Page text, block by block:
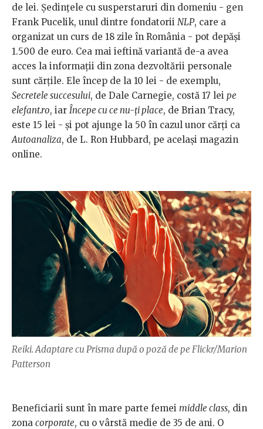
de lei. Ședințele cu susperstaruri din domeniu - gen
Frank Pucelik, unul dintre fondatorii NLP, care a
organizat un curs de 18 zile în România - pot depăși
1.500 de euro. Cea mai ieftină variantă de-a avea
acces la informații din zona dezvoltării personale
sunt cărțile. Ele încep de la 10 lei - de exemplu,
Secretele succesului, de Dale Carnegie, costă 17 lei pe
elefant.ro, iar Începe cu ce nu-ți place, de Brian Tracy,
este 15 lei - și pot ajunge la 50 în cazul unor cărți ca
Autoanaliza, de L. Ron Hubbard, pe același magazin
online.
Reiki. Adaptare cu Prisma după o poză de pe Flickr/Marion
Patterson
Beneficiarii sunt în mare parte femei middle class, din
zona corporate, cu o vârstă medie de 35 de ani. O